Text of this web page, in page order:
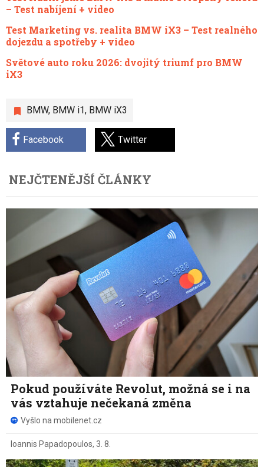
BMW, BMW i1, BMW iX3
Facebook Twitter
– Test nabíjení + video
Test Marketing vs. realita BMW iX3 – Test realného
dojezdu a spotřeby + video
Světové auto roku 2026: dvojitý triumf pro BMW
iX3
NEJČTENĚJŠÍ ČLÁNKY
Pokud používáte Revolut, možná se i na
vás vztahuje nečekaná změna
Vyšlo na mobilenet.cz
Ioannis Papadopoulos, 3. 8.